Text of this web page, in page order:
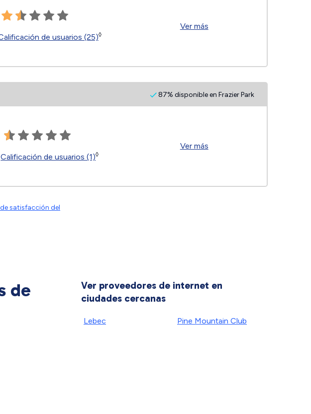
de usuarios (25)◊
Ver más
87% disponible en Frazier Park
Calificación de usuarios (1)◊
Ver más
satisfacción del
de
Ver proveedores de internet en
ciudades cercanas
Lebec Pine Mountain Club